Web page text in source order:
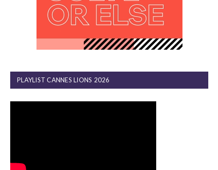
PLAYLIST CANNES LIONS 2026